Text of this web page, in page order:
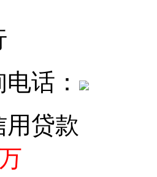
话：
用贷款